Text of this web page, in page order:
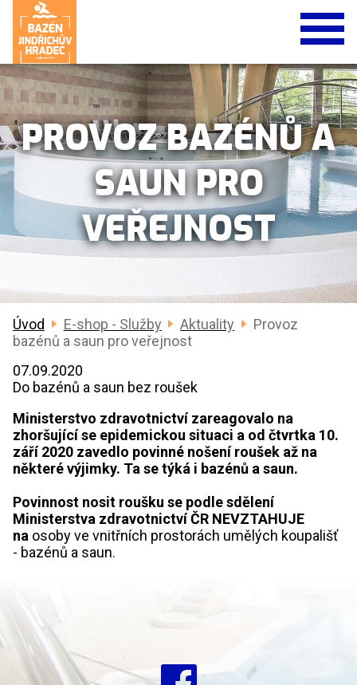
PROVOZ BAZÉNŮ A
SAUN PRO
VEŘEJNOST
Úvod E-shop - Služby Aktuality
Provoz
bazénů a saun pro veřejnost
07.09.2020
Do bazénů a saun bez roušek
Ministerstvo zdravotnictví zareagovalo na
zhoršující se epidemickou situaci a od čtvrtka 10.
září 2020 zavedlo povinné nošení roušek až na
některé výjimky. Ta se týká i bazénů a saun.
Povinnost nosit roušku se podle sdělení
Ministerstva zdravotnictví ČR NEVZTAHUJE
na osoby ve vnitřních prostorách umělých koupališť
- bazénů a saun.